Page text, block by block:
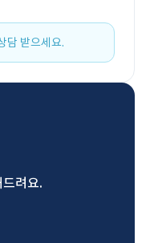
담 받으세요.
려요.